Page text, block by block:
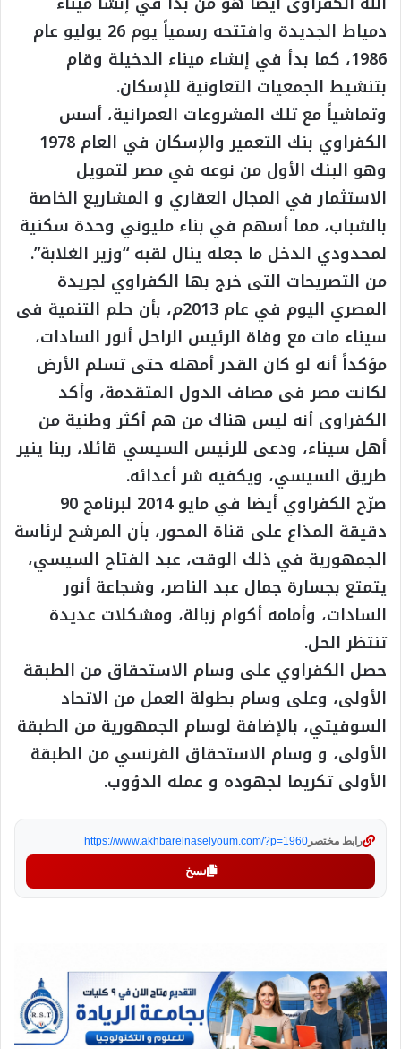
دمياط الجديدة وافتتحه رسمياً يوم 26 يوليو عام
1986، كما بدأ في إنشاء ميناء الدخيلة وقام
بتنشيط الجمعيات التعاونية للإسكان.
وتماشياً مع تلك المشروعات العمرانية، أسس
الكفراوي بنك التعمير والإسكان في العام 1978
وهو البنك الأول من نوعه في مصر لتمويل
الاستثمار في المجال العقاري و المشاريع الخاصة
بالشباب، مما أسهم في بناء مليوني وحدة سكنية
لمحدودي الدخل ما جعله ينال لقبه “وزير الغلابة”.
من التصريحات التى خرج بها الكفراوي لجريدة
المصري اليوم في عام 2013م، بأن حلم التنمية فى
سيناء مات مع وفاة الرئيس الراحل أنور السادات،
مؤكداً أنه لو كان القدر أمهله حتى تسلم الأرض
لكانت مصر فى مصاف الدول المتقدمة، وأكد
الكفراوى أنه ليس هناك من هم أكثر وطنية من
أهل سيناء، ودعى للرئيس السيسي قائلا، ربنا ينير
طريق السيسي، ويكفيه شر أعدائه.
صرّح الكفراوي أيضا في مايو 2014 لبرنامج 90
دقيقة المذاع على قناة المحور، بأن المرشح لرئاسة
الجمهورية في ذلك الوقت، عبد الفتاح السيسي،
يتمتع بجسارة جمال عبد الناصر، وشجاعة أنور
السادات، وأمامه أكوام زبالة، ومشكلات عديدة
تنتظر الحل.
حصل الكفراوي على وسام الاستحقاق من الطبقة
الأولى، وعلى وسام بطولة العمل من الاتحاد
السوفيتي، بالإضافة لوسام الجمهورية من الطبقة
الأولى، و وسام الاستحقاق الفرنسي من الطبقة
الأولى تكريما لجهوده و عمله الدؤوب.
رابط مختصر https://www.akhbarelnaselyoum.com/?p=1960
نسخ